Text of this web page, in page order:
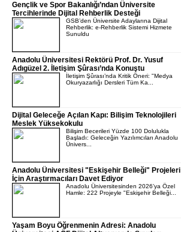
Gençlik ve Spor Bakanlığı’ndan Üniversite
Tercihlerinde Dijital Rehberlik Desteği
GSB’den Üniversite Adaylarına Dijital
Rehberlik: e-Rehberlik Sistemi Hizmete
Sunuldu
Anadolu Üniversitesi Rektörü Prof. Dr. Yusuf
Adıgüzel 2. İletişim Şûrası’nda Konuştu
İletişim Şûrası’nda Kritik Öneri: "Medya
Okuryazarlığı Dersleri Tüm Ka...
Dijital Geleceğe Açılan Kapı: Bilişim Teknolojileri
Meslek Yüksekokulu
Bilişim Becerileri Yüzde 100 Dolulukla
Başladı: Geleceğin Yazılımcıları Anadolu
Ünivers...
Anadolu Üniversitesi "Eskişehir Belleği" Projeleri
İçin Araştırmacıları Davet Ediyor
Anadolu Üniversitesinden 2026’ya Özel
Hamle: 222 Projeyle "Eskişehir Belleği...
Yaşam Boyu Öğrenmenin Adresi: Anadolu